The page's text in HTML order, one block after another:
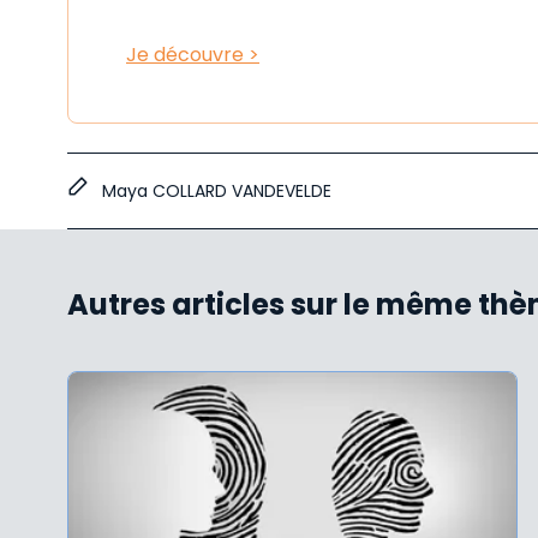
Je découvre >
Maya COLLARD VANDEVELDE
Autres articles sur le même